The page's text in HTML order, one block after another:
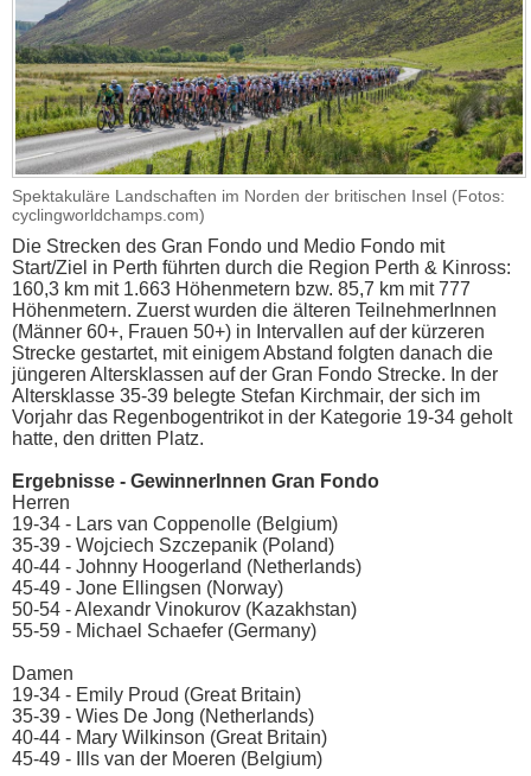
Spektakuläre Landschaften im Norden der britischen Insel (Fotos:
cyclingworldchamps.com)
Die Strecken des Gran Fondo und Medio Fondo mit
Start/Ziel in Perth führten durch die Region Perth & Kinross:
160,3 km mit 1.663 Höhenmetern bzw. 85,7 km mit 777
Höhenmetern. Zuerst wurden die älteren TeilnehmerInnen
(Männer 60+, Frauen 50+) in Intervallen auf der kürzeren
Strecke gestartet, mit einigem Abstand folgten danach die
jüngeren Altersklassen auf der Gran Fondo Strecke. In der
Altersklasse 35-39 belegte Stefan Kirchmair, der sich im
Vorjahr das Regenbogentrikot in der Kategorie 19-34 geholt
hatte, den dritten Platz.
Ergebnisse - GewinnerInnen Gran Fondo
Herren
19-34 - Lars van Coppenolle (Belgium)
35-39 - Wojciech Szczepanik (Poland)
40-44 - Johnny Hoogerland (Netherlands)
45-49 - Jone Ellingsen (Norway)
50-54 - Alexandr Vinokurov (Kazakhstan)
55-59 - Michael Schaefer (Germany)
Damen
19-34 - Emily Proud (Great Britain)
35-39 - Wies De Jong (Netherlands)
40-44 - Mary Wilkinson (Great Britain)
45-49 - Ills van der Moeren (Belgium)